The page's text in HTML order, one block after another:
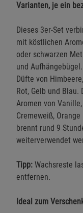
Varianten, je ein
Dieses 3er-Set
mit köstlichen
oder schwarzen
und
Düfte von
Rot, Gelb und
Aromen von
Cremeweiß,
brennt rund 9
weiterverwendet
Tipp: Wachsreste
entfernen.
Ideal zum